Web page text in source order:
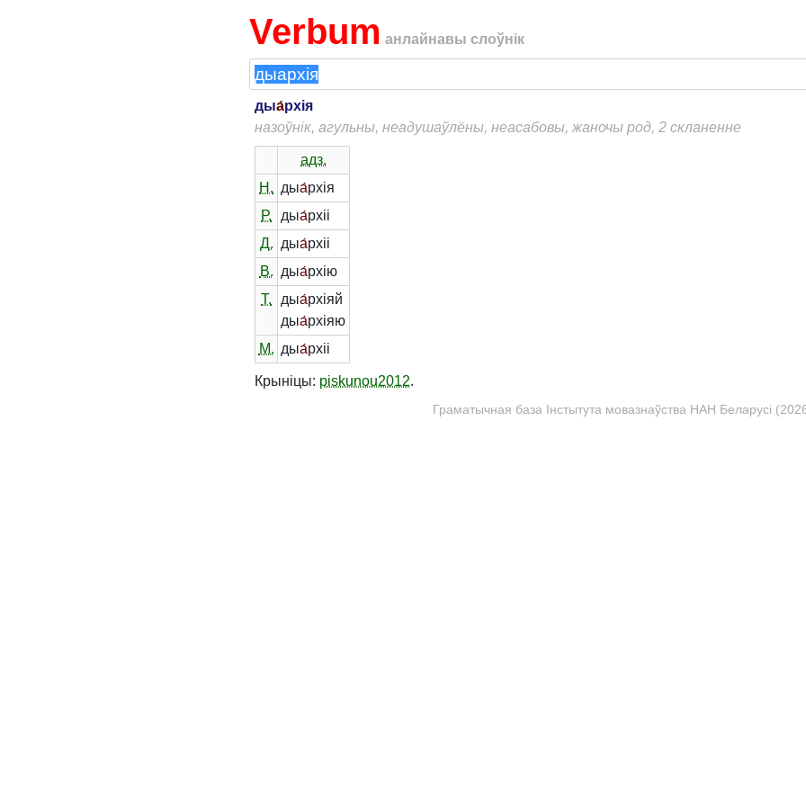
Verbum анлайнавы слоўнік
дыа́рхія
назоўнік, агульны, неадушаўлёны, неасабовы, жаночы род, 2 скланенне
адз.
Н. дыа́рхія
Р.
дыа́рхіі
Д. дыа́рхіі
В. дыа́рхію
Т.
дыа́рхіяй
дыа́рхіяю
М. дыа́рхіі
Крыніцы: piskunou2012.
Граматычная база Інстытута мовазнаўства НАН Беларусі